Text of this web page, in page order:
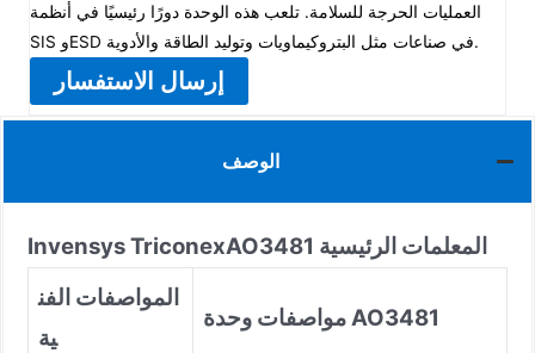
العمليات الحرجة للسلامة. تلعب هذه الوحدة دورًا رئيسيًا في أنظمة
SIS وESD في صناعات مثل البتروكيماويات وتوليد الطاقة والأدوية.
إرسال الاستفسار
الوصف
Invensys TriconexAO3481 المعلمات الرئيسية
المواصفات الفن
ية
مواصفات وحدة AO3481